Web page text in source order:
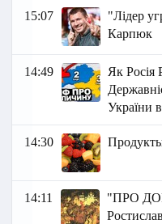
15:07
"Лідер
Карпюк
14:49
Як Росія
України
14:30
14:11
"ПРО